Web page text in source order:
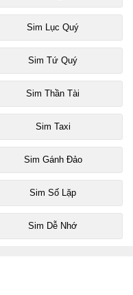
Sim Lục Quý
Sim Tứ Quý
Sim Thần Tài
Sim Taxi
Sim Gánh Đảo
Sim Số Lặp
Sim Dễ Nhớ